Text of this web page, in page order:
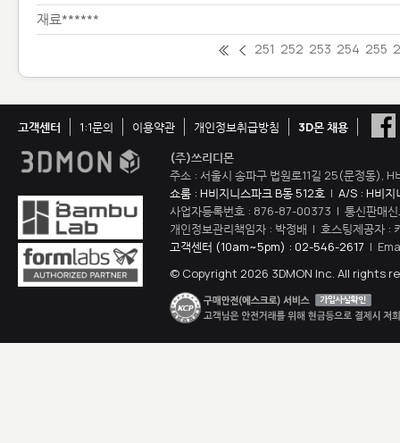
재료******
251 252 253 254 255
고객센터 1:1문의 이용약관 개인정보취급방침
3D몬 채용
(주)쓰리디몬
주소 : 서울시 송파구 법원로11길 25(문정동),
쇼룸 : H비지니스파크 B동 512호 | A/S : H비지
사업자등록번호 : 876-87-00373 | 통신판매
개인정보관리책임자 : 박정배 | 호스팅제공자 :
고객센터 (10am~5pm) : 02-546-2617 |
© Copyright 2026 3DMON Inc. All rights